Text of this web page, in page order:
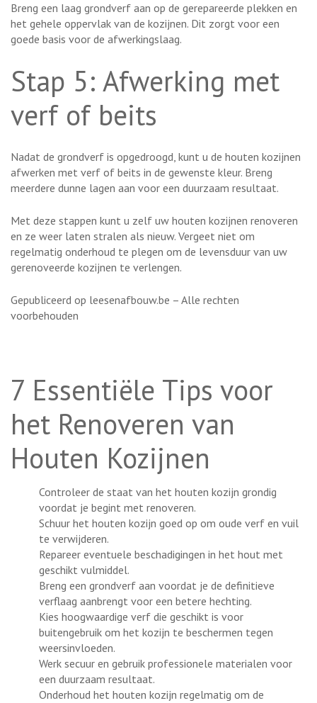
Breng een laag grondverf aan op de gerepareerde plekken en
het gehele oppervlak van de kozijnen. Dit zorgt voor een
goede basis voor de afwerkingslaag.
Stap 5: Afwerking met
verf of beits
Nadat de grondverf is opgedroogd, kunt u de houten kozijnen
afwerken met verf of beits in de gewenste kleur. Breng
meerdere dunne lagen aan voor een duurzaam resultaat.
Met deze stappen kunt u zelf uw houten kozijnen renoveren
en ze weer laten stralen als nieuw. Vergeet niet om
regelmatig onderhoud te plegen om de levensduur van uw
gerenoveerde kozijnen te verlengen.
Gepubliceerd op leesenafbouw.be – Alle rechten
voorbehouden
7 Essentiële Tips voor
het Renoveren van
Houten Kozijnen
Controleer de staat van het houten kozijn grondig
voordat je begint met renoveren.
Schuur het houten kozijn goed op om oude verf en vuil
te verwijderen.
Repareer eventuele beschadigingen in het hout met
geschikt vulmiddel.
Breng een grondverf aan voordat je de definitieve
verflaag aanbrengt voor een betere hechting.
Kies hoogwaardige verf die geschikt is voor
buitengebruik om het kozijn te beschermen tegen
weersinvloeden.
Werk secuur en gebruik professionele materialen voor
een duurzaam resultaat.
Onderhoud het houten kozijn regelmatig om de